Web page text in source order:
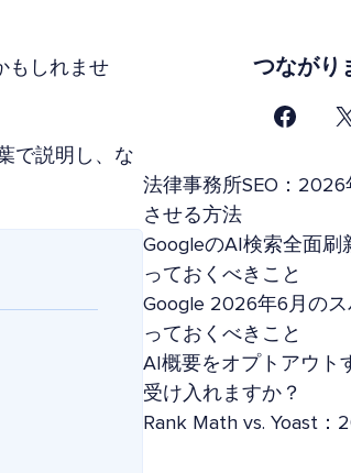
もしれませ
で説明し、な
つながり
法律事務所SEO：
させる方法
GoogleのAI検索全面刷
っておくべきこと
Google 2026年6月の
っておくべきこと
AI概要をオプトアウト
受け入れますか？
Rank Math vs. Yoast